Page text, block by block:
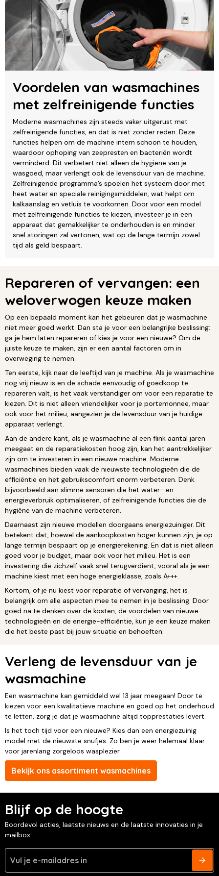
Voordelen van wasmachines
met zelfreinigende functies
Moderne wasmachines zijn steeds vaker uitgerust met
zelfreinigende functies, en dat is niet zonder reden. Deze
functies helpen om de machine intern schoon te houden,
waardoor ophoping van zeepresten en bacteriën wordt
verminderd. Dit verbetert niet alleen de hygiëne van je
wasgoed, maar verlengt ook de levensduur van de machine.
Zelfreinigende programma’s spoelen het systeem door met
heet water en speciale reinigingsmiddelen, wat helpt om
kalkaanslag en vetluis te voorkomen. Door voor een model
met zelfreinigende functies te kiezen, investeer je in een
apparaat dat gemakkelijker te onderhouden is en minder
snel storingen zal vertonen, wat op de lange termijn zowel
tijd als geld bespaart.
Repareren of vervangen: een
weloverwogen keuze maken
Op een bepaald moment kan het gebeuren dat je wasmachine
niet meer goed werkt. Dan sta je voor een belangrijke beslissing:
ga je hem laten repareren of kies je voor een nieuwe? Om de
juiste keuze te maken, zijn er een aantal factoren om in
overweging te nemen.
Ten eerste, kijk naar de leeftijd van je machine. Als je wasmachine
nog vrij nieuw is en de schade eenvoudig of goedkoop te
repareren valt, is het vaak verstandiger om voor een reparatie te
kiezen. Dit is niet alleen vriendelijker voor je portemonnee, maar
ook voor het milieu, aangezien je de levensduur van je huidige
apparaat verlengt.
Aan de andere kant, als je wasmachine al een flink aantal jaren
meegaat en de reparatiekosten hoog zijn, kan het aantrekkelijker
zijn om te investeren in een nieuwe machine. Moderne
wasmachines bieden vaak de nieuwste technologieën die de
efficiëntie en het gebruikscomfort enorm verbeteren. Denk
bijvoorbeeld aan slimme sensoren die het water- en
energieverbruik optimaliseren, of zelfreinigende functies die de
hygiëne van de machine verbeteren.
Daarnaast zijn nieuwe modellen doorgaans energiezuiniger. Dit
betekent dat, hoewel de aankoopkosten hoger kunnen zijn, je op
lange termijn bespaart op je energierekening. En dat is niet alleen
goed voor je budget, maar ook voor het milieu. Het is een
investering die zichzelf vaak snel terugverdient, vooral als je een
machine kiest met een hoge energieklasse, zoals A+++.
Kortom, of je nu kiest voor reparatie of vervanging, het is
belangrijk om alle aspecten mee te nemen in je beslissing. Door
goed na te denken over de kosten, de voordelen van nieuwe
technologieën en de energie-efficiëntie, kun je een keuze maken
die het beste past bij jouw situatie en behoeften.
Verleng de levensduur van je
wasmachine
Een wasmachine kan gemiddeld wel 13 jaar meegaan! Door te
kiezen voor een kwalitatieve machine en goed op het onderhoud
te letten, zorg je dat je wasmachine altijd topprestaties levert.
Is het toch tijd voor een nieuwe? Kies dan een energiezuinig
model met de nieuwste snufjes. Zo ben je weer helemaal klaar
voor jarenlang zorgeloos wasplezier.
Bekijk ons assortiment wasmachines
Blijf op de hoogte
Boordevol acties, laatste nieuws en de laatste innovaties in je
mailbox